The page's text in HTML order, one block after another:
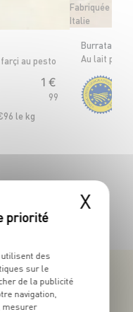
au pesto
1 €
99
le kg
Fabriquée en
Italie
Burrata di
Au lait
X
utilisent des
sur le
de la publicité
navigation,
mesurer